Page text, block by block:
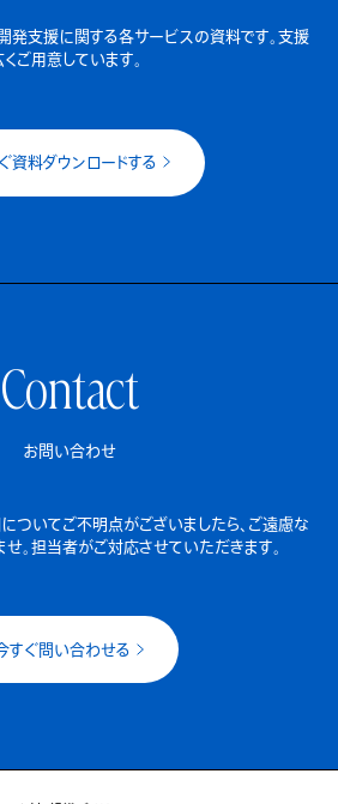
支援に関する各サービスの資料です。 支援
ご用意しています。
資料ダウンロードする
Contact
お問い合わせ
いてご不明点がございましたら、 ご遠慮な
。担当者がご対応させていただきます。
すぐ問い合わせる